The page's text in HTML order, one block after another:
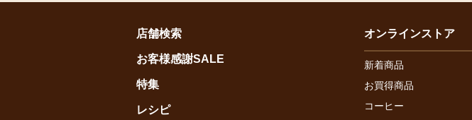
店舗検索
お客様感謝SALE
特集
レシピ
オンラインストア
新着商品
お買得商品
コーヒー